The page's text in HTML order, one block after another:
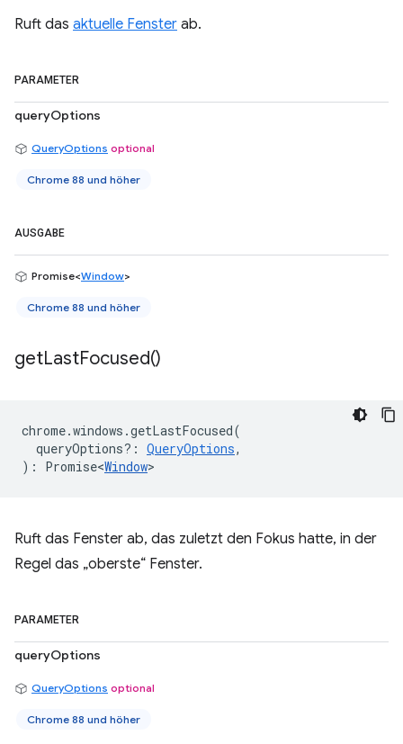
Ruft das aktuelle Fenster ab.
PARAMETER
queryOptions
QueryOptions optional
Chrome 88 und höher
AUSGABE
Promise<Window>
Chrome 88 und höher
getLastFocused()
chrome.windows .getLastFocused(
queryOptions? : QueryOptions,
) : Promise<Window>
Ruft das Fenster ab, das zuletzt den Fokus hatte, in der
Regel das „oberste“ Fenster.
PARAMETER
queryOptions
QueryOptions optional
Chrome 88 und höher